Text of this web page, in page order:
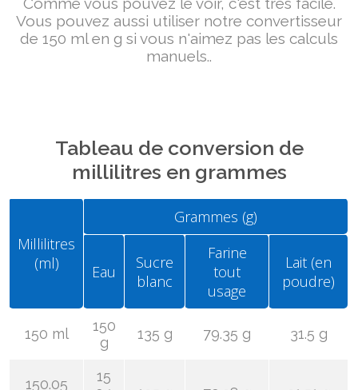
Vous pouvez aussi utiliser notre convertisseur
de 150 ml en g si vous n'aimez pas les calculs
manuels..
Tableau de conversion de
millilitres en grammes
Millilitres
(ml)
Grammes (g)
Eau
Sucre
blanc
Farine
tout
usage
Lait (en
poudre)
150 ml
150
g
135 g 79.35 g 31.5 g
150.05
15